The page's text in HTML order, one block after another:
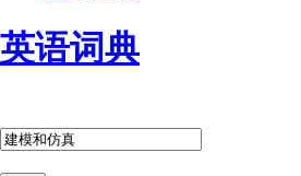
英语词典